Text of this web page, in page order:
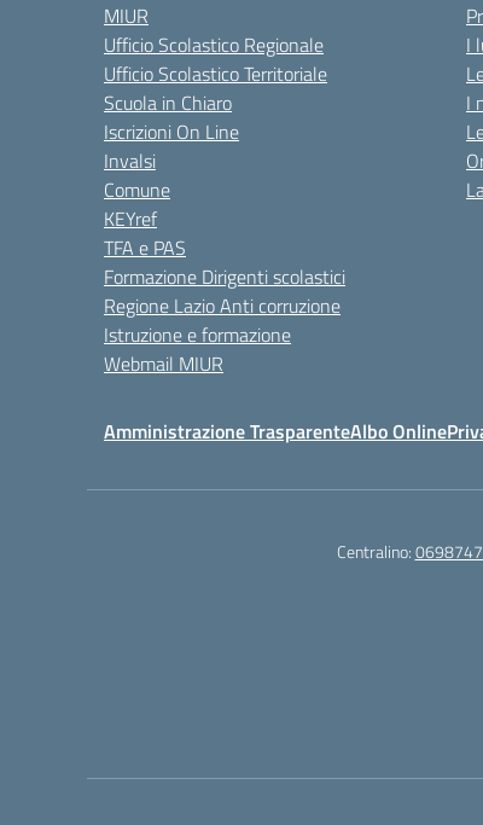
MIUR
Ufficio Scolastico Regionale
Ufficio Scolastico Territoriale
Scuola in Chiaro
Iscrizioni On Line
Invalsi
Comune
KEYref
TFA e PAS
Formazione Dirigenti scolastici
Regione Lazio Anti corruzione
Istruzione e formazione
Webmail MIUR
I
I
Amministrazione TrasparenteAlbo Online
Centralino: